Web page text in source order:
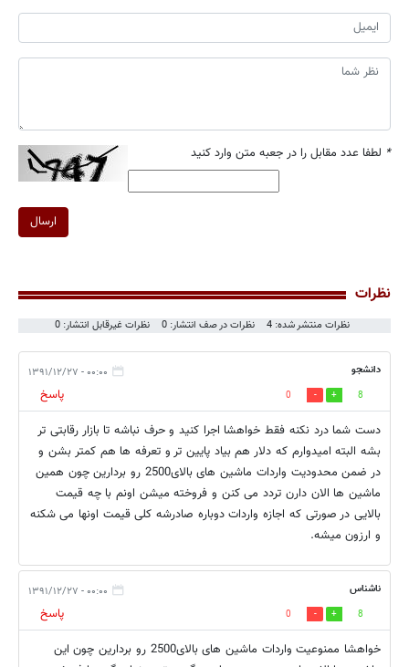
* لطفا عدد مقابل را در جعبه متن وارد کنید
ارسال
نظرات
نظرات منتشر شده: 4 نظرات در صف انتشار: 0 نظرات غیرقابل انتشار: 0
دانشجو ۰۰:۰۰ - ۱۳۹۱/۱۲/۲۷
8
0
پاسخ
دست شما درد نکنه فقط خواهشا اجرا کنید و حرف نباشه تا بازار رقابتی تر
بشه البته امیدوارم که دلار هم بیاد پایین تر و تعرفه ها هم کمتر بشن و
در ضمن محدودیت واردات ماشین های بالای2500 رو بردارین چون همین
ماشین ها الان دارن تردد می کنن و فروخته میشن اونم با چه قیمت
بالایی در صورتی که اجازه واردات دوباره صادرشه کلی قیمت اونها می شکنه
و ارزون میشه.
ناشناس ۰۰:۰۰ - ۱۳۹۱/۱۲/۲۷
8
0
پاسخ
خواهشا ممنوعیت واردات ماشین های بالای2500 رو بردارین چون این